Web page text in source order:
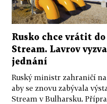
Rusko chce vrátit
Stream. Lavrov
jednání
Ruský ministr zahraničí
aby se znovu zabývala
Stream v Bulharsku.